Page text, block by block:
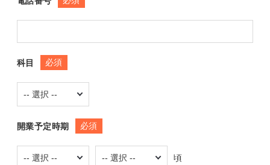
科目 必須
開業予定時期 必須
頃